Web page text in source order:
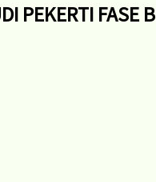
PEKERTI FASE B